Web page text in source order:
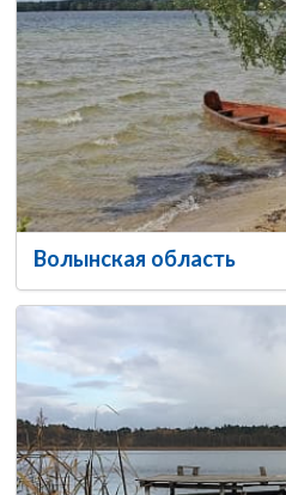
Волынская область